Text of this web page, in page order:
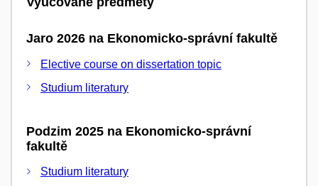
Jaro 2026 na Ekonomicko-správní fakultě
Elective course on dissertation topic
Studium literatury
Podzim 2025 na Ekonomicko-správní
fakultě
Studium literatury